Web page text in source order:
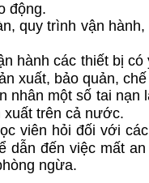
động.
quy trình vận
hành các thiết bị
xuất, bảo quản,
nhân một số tai nạn
trên cả nước.
viên hỏi đối với
dẫn đến việc mất
ngừa.